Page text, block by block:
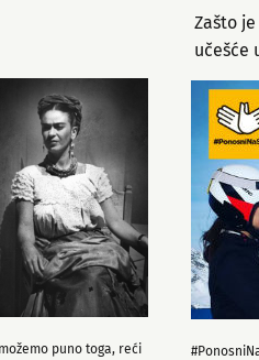
puno toga, reći
Zašto
učešće